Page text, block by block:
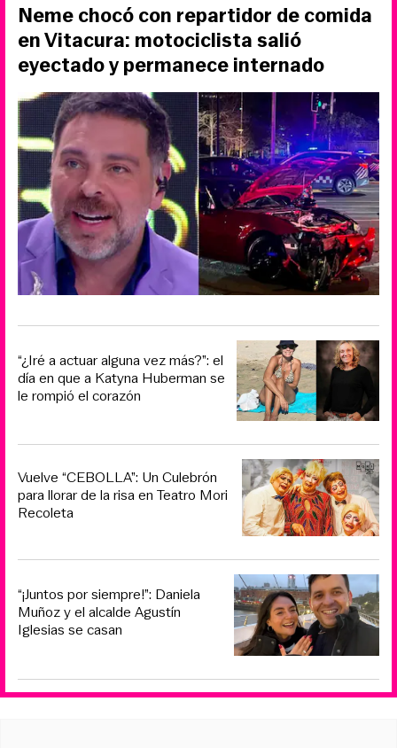
Neme chocó con repartidor de comida
en Vitacura: motociclista salió
eyectado y permanece internado
“¿Iré a actuar alguna vez más?”: el
día en que a Katyna Huberman se
le rompió el corazón
Vuelve “CEBOLLA”: Un Culebrón
para llorar de la risa en Teatro Mori
Recoleta
“¡Juntos por siempre!”: Daniela
Muñoz y el alcalde Agustín
Iglesias se casan